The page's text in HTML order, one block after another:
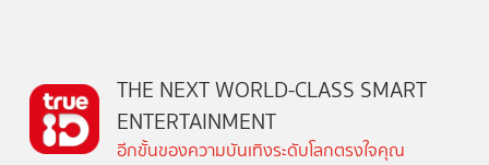
THE NEXT WORLD-CLASS SMART
ENTERTAINMENT
อีกขั้นของความบันเทิงระดับโลกตรงใจคุณ